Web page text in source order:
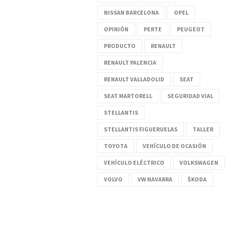
NISSAN BARCELONA OPEL
OPINIÓN PERTE PEUGEOT
PRODUCTO RENAULT
RENAULT PALENCIA
RENAULT VALLADOLID SEAT
SEAT MARTORELL SEGURIDAD VIAL
STELLANTIS
STELLANTIS FIGUERUELAS TALLER
TOYOTA VEHÍCULO DE OCASIÓN
VEHÍCULO ELÉCTRICO VOLKSWAGEN
VOLVO VW NAVARRA ŠKODA